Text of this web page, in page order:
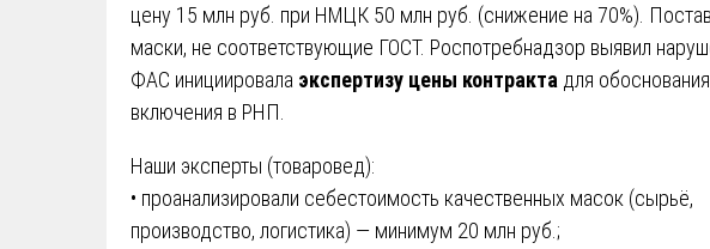
цену 15 млн руб. при НМЦК 50 млн руб. (снижение на 70%).
маски, не соответствующие ГОСТ. Роспотребнадзор выявил
ФАС инициировала экспертизу цены контракта для обоснования
включения в РНП.
Наши эксперты (товаровед):
• проанализировали себестоимость качественных масок (сырьё,
производство, логистика) — минимум 20 млн руб.;